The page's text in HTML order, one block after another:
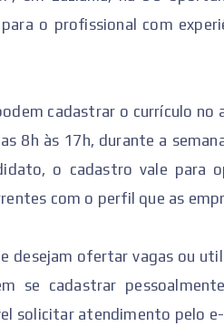
o profissional com
cadastrar o currículo no
8h às 17h, durante a
o cadastro vale para
com o perfil que as
desejam ofertar vagas ou
se cadastrar
solicitar atendimento pelo